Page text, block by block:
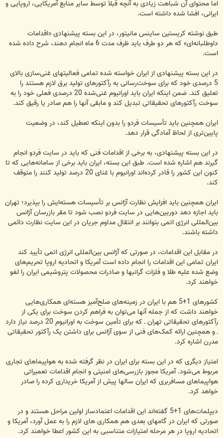
اما محتوای آن شباهت زیادی به آنچه قبلاً توسط سایر منابع آمریکایی، اروپایی و
ایرانی، افشا شده داشته است.
طبق نوشته کریستین ساینس مانیتور، در این بسته پیشنهادی «اقدامات
داوطلبانه‌ای» که هر دو طرف باید ظرف مدت 6 ماه انجام دهند، شرح داده شده
است.
در این بسته پیشنهادی از ایران خواسته شده تمامی فعالیتهای غنی‌سازی بالای
5 درصدی خود که برای سوخت‌رسانی به رآکتورهای تولید برق لازم هستند را
تعلیق کند. ضمن اینکه ایران باید اورانیوم غنی‌شده 20 درصدی فعلی خود را به
سوخت رآکتورهای تحقیقاتی تبدیل کند و مابقی آنها را هم صادر یا رقیق کند.
ایران همچنین باید تأسیسات فردو را بدون اینکه تعطیل کند، در وضعیت
پایین‌تری از لحاظ آمادگی قرار دهد.
در این بسته پیشنهادی، به برخی از اقدامات فنی که باید در سایت فردو انجام
گیرند هم اشاره شده است. طبق این بسته، ایران باید برخی از سامانه‌هایی که تا
کنون این کشور را قادر کرده‌اند اورانیوم با غنای 20 درصد تولید کنند را متوقف
کند.
ایران همچنین باید افزایش نظارت آژانس بر تأسیسات هسته‌ایش را بپذیرد؛ تهران
باید اجازه دهد دوربین‌هایی در سایت فردو نصب شود تا مقر بازرسان آژانس
بین‌المللی انرژی اتمی بتوانند بر انتقال مداوم جریان در این سایت نظارت دائمی
داشته باشند.
در مقابل این اقدامات، در صورتی که آژانس بین‌المللی انرژی اتمی تأیید کند
ایران تمامی این اقدامات را انجام داده است آمریکا و اتحادیه اروپا تحریم‌های
وضع شده علیه طلا و فلزات گرانبها و صادرات محصولات پتروشیمی ایران را لغو
خواهند کرد.
کشورهای 1+5 هم با ایران در زمینه‌های صلح‌آمیز هسته‌ای همکاری‌هایی
خواهند داشت که از جمله آنها می‌توان به فراهم کردن سوخت برای یکی از
رآکتورهای تحقیقاتی تهران ـ که برای تأمین سوخت به اورانیوم 20 درصد نیاز دارد
ـ و همچنین ارائه کمک‌های فنی از سوی آژانس برای داشتن یک رآکتور تحقیقاتی
مدرن اشاره کرد.
امتیاز دیگری که در این بسته برای ایران در نظر گرفته شده به هواپیماهای تجاری
مربوط می‌شود. آمریکا مجوز بازرسی‌های امنیتی و انجام اقدامات تعمیراتی
هواپیماهای مسافربری که ایران سالها پیش از آمریکا خریداری کرده را صادر
خواهد کرد.
دیپلمات‌های 1+5 گفته‌اند این اقدامات اعتمادساز اولین مراحل هستند و در
صورتی که ایران در گامهای بعدی هم همکاری های لازم را به عمل آورد، آمریکا و
اتحادیه اروپا در هر مرحله امتیازات متناسبی به این کشور اعطا خواهند کرد.